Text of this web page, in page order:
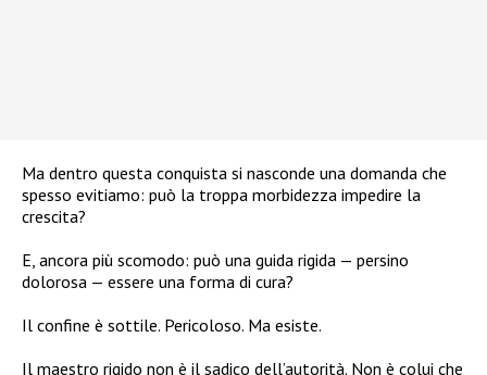
Ma dentro questa conquista si nasconde una domanda che
spesso evitiamo: può la troppa morbidezza impedire la
crescita?
E, ancora più scomodo: può una guida rigida — persino
dolorosa — essere una forma di cura?
Il confine è sottile. Pericoloso. Ma esiste.
Il maestro rigido non è il sadico dell’autorità. Non è colui che